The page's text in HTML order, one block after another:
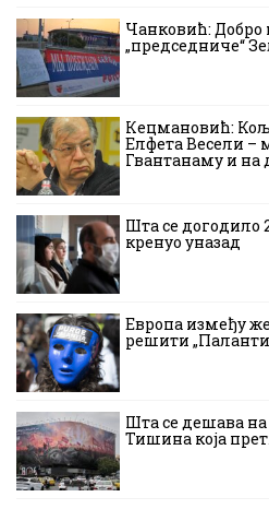
Чанковић:
„председниче“
Кецмановић:
Елфета Весели –
Гвантанаму и на
Шта се догодило
кренуо уназад
Европа између
решити
Шта се дешава
Тишина која